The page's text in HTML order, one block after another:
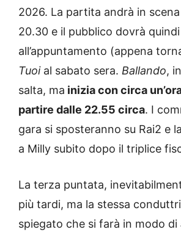
2026. La partita andrà in
20.30 e il pubblico dovrà
all’appuntamento (appena
Tuoial sabato sera. Ballando,
salta, ma inizia con circa
partire dalle 22.55 circa. I
gara si sposteranno su Rai2 e
a Milly subito dopo il triplice
La terza puntata,
più tardi, ma la stessa
spiegato che si farà in modo di